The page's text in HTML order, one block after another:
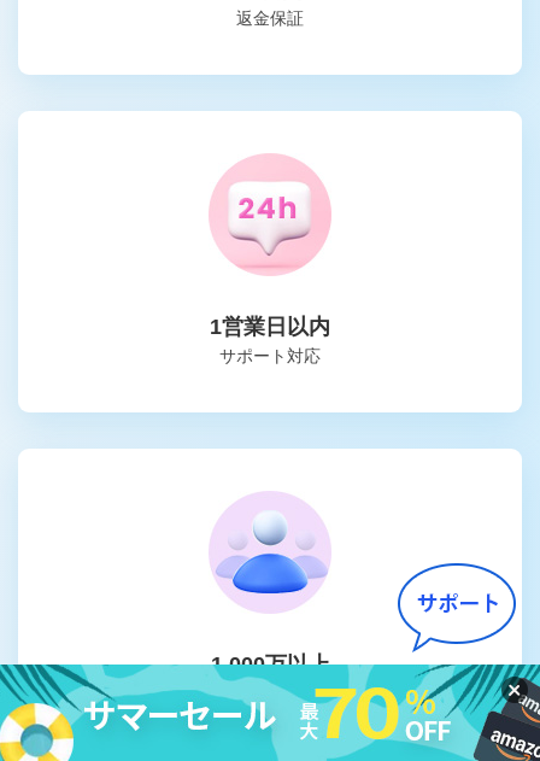
返金保証
1営業日以内
サポート対応
1,000万以上
のユーザー